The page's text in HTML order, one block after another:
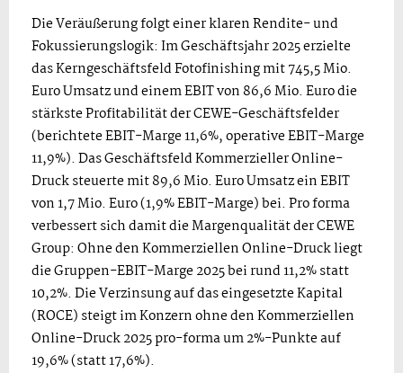
Die Veräußerung folgt einer klaren Rendite- und
Fokussierungslogik: Im Geschäftsjahr 2025 erzielte
das Kerngeschäftsfeld Fotofinishing mit 745,5 Mio.
Euro Umsatz und einem EBIT von 86,6 Mio. Euro die
stärkste Profitabilität der CEWE-Geschäftsfelder
(berichtete EBIT-Marge 11,6%, operative EBIT-Marge
11,9%). Das Geschäftsfeld Kommerzieller Online-
Druck steuerte mit 89,6 Mio. Euro Umsatz ein EBIT
von 1,7 Mio. Euro (1,9% EBIT-Marge) bei. Pro forma
verbessert sich damit die Margenqualität der CEWE
Group: Ohne den Kommerziellen Online-Druck liegt
die Gruppen-EBIT-Marge 2025 bei rund 11,2% statt
10,2%. Die Verzinsung auf das eingesetzte Kapital
(ROCE) steigt im Konzern ohne den Kommerziellen
Online-Druck 2025 pro-forma um 2%-Punkte auf
19,6% (statt 17,6%).